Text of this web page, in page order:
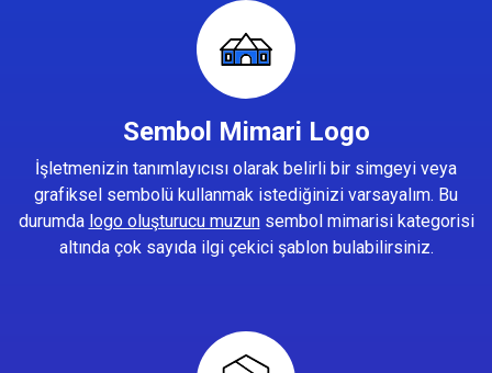
Sembol Mimari Logo
İşletmenizin tanımlayıcısı olarak belirli bir simgeyi veya
grafiksel sembolü kullanmak istediğinizi varsayalım. Bu
durumda logo oluşturucu muzunsembol mimarisi kategorisi
altında çok sayıda ilgi çekici şablon bulabilirsiniz.